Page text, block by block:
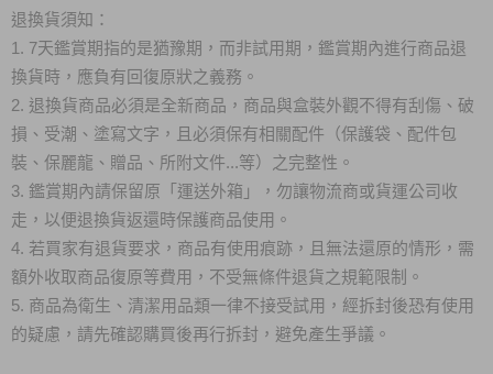
退換貨須知：
1. 7天鑑賞期指的是猶豫期，而非試用期，鑑賞期內進行商品退
換貨時，應負有回復原狀之義務。
2. 退換貨商品必須是全新商品，商品與盒裝外觀不得有刮傷、破
損、受潮、塗寫文字，且必須保有相關配件（保護袋、配件包
裝、保麗龍、贈品、所附文件...等）之完整性。
3. 鑑賞期內請保留原「運送外箱」，勿讓物流商或貨運公司收
走，以便退換貨返還時保護商品使用。
4. 若買家有退貨要求，商品有使用痕跡，且無法還原的情形，需
額外收取商品復原等費用，不受無條件退貨之規範限制。
5. 商品為衛生、清潔用品類一律不接受試用，經拆封後恐有使用
的疑慮，請先確認購買後再行拆封，避免產生爭議。